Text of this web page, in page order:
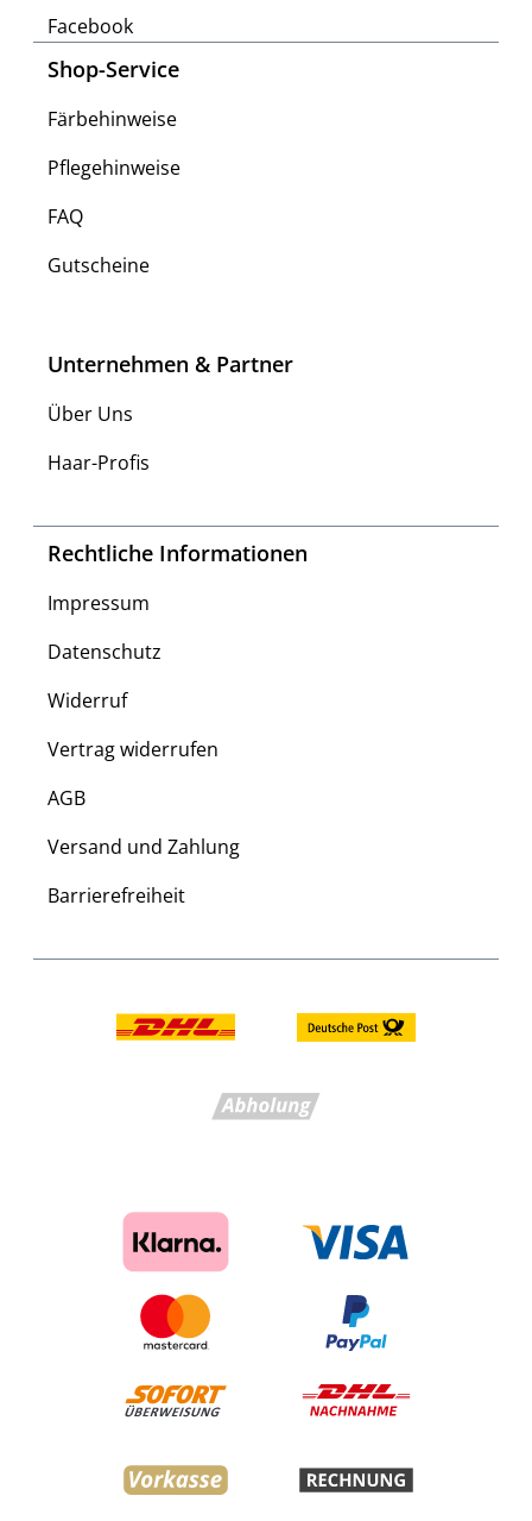
Facebook
Shop-Service
Färbehinweise
Pflegehinweise
FAQ
Gutscheine
Unternehmen & Partner
Über Uns
Haar-Profis
Rechtliche Informationen
Impressum
Datenschutz
Widerruf
Vertrag widerrufen
AGB
Versand und Zahlung
Barrierefreiheit